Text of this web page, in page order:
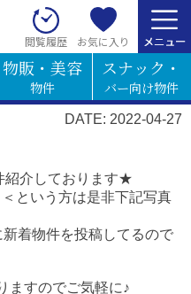
閲覧履歴 お気に入り
物販・美容
物件
スナック・
バー向け物件
DATE: 2022-04-27
紹介しております★
という方は是非下記写真
着物件を投稿してるので
ますのでご気軽に♪